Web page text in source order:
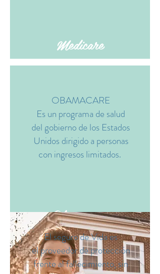
Medicare
OBAMACARE
Es un programa de salud
del gobierno de los Estados
Unidos dirigido a personas
con ingresos limitados.
Obamacare
El seguro de Vida es
el proveedor de protección
frente al fallecimiento, sin